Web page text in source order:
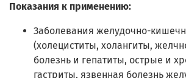
Показания к применению:
Заболевания желудочно-
(холециститы, холангиты,
болезнь и гепатиты, острые и
гастриты, язвенная болезнь